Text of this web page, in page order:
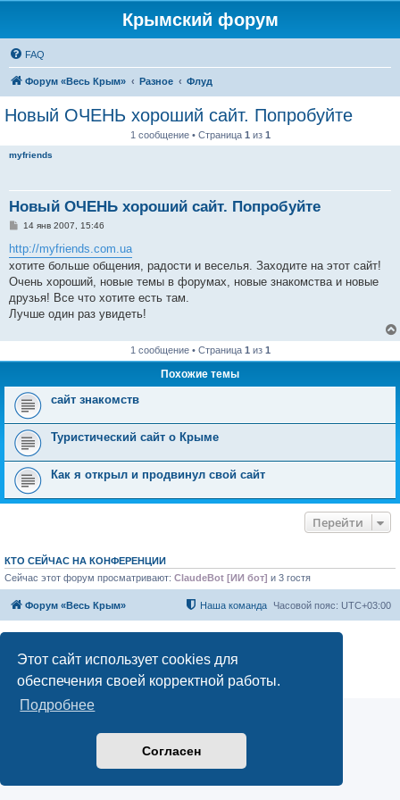
Этот сайт использует cookies для
обеспечения своей корректной работы.
Подробнее
Согласен
Крымский форум
FAQ
Форум «Весь Крым» Разное Флуд
Новый ОЧЕНЬ хороший сайт. Попробуйте
1 сообщение • Страница 1 из 1
myfriends
Новый ОЧЕНЬ хороший сайт. Попробуйте
С
о
б
щ
е
н
и
е
14 янв 2007, 15:46
http://myfriends.com.ua
хотите больше общения, радости и веселья. Заходите на этот сайт!
Очень хороший, новые темы в форумах, новые знакомства и новые
друзья! Все что хотите есть там.
Лучше один раз увидеть!
1 сообщение • Страница 1 из 1
Похожие темы
сайт знакомств
Туристический сайт о Крыме
Как я открыл и продвинул свой сайт
Перейти
КТО СЕЙЧАС НА КОНФЕРЕНЦИИ
Сейчас этот форум просматривают: ClaudeBot [ИИ бот] и 3 гостя
Форум «Весь Крым» Часовой пояс: UTC+03:00
Наша команда
Конфиденциальность